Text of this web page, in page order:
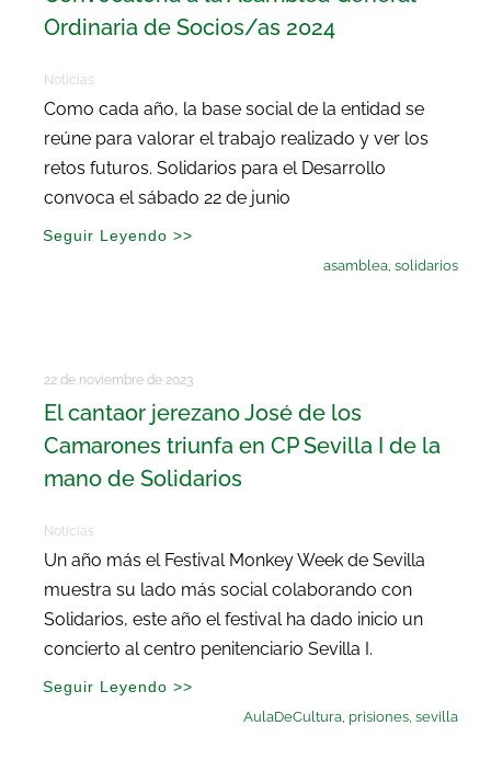
Ordinaria de Socios/as 2024
Noticias
Como cada año, la base social de la entidad se
reúne para valorar el trabajo realizado y ver los
retos futuros. Solidarios para el Desarrollo
convoca el sábado 22 de junio
Seguir Leyendo >>
asamblea,solidarios
22 de noviembre de 2023
El cantaor jerezano José de los
Camarones triunfa en CP Sevilla I de la
mano de Solidarios
Noticias
Un año más el Festival Monkey Week de Sevilla
muestra su lado más social colaborando con
Solidarios, este año el festival ha dado inicio un
concierto al centro penitenciario Sevilla I.
Seguir Leyendo >>
AulaDeCultura prisiones ,sevilla